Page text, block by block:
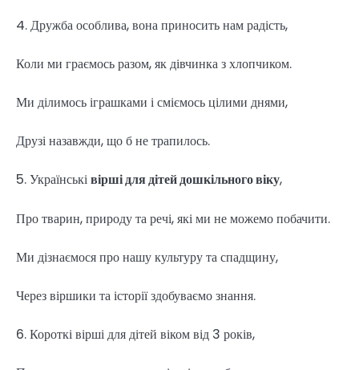
4. Дружба особлива, вона приносить нам радість,
Коли ми граємось разом, як дівчинка з хлопчиком.
Ми ділимось іграшками і сміємось цілими днями,
Друзі назавжди, що б не трапилось.
5. Українськівірші для дітей дошкільного віку,
Про тварин, природу та речі, які ми не можемо побачити.
Ми дізнаємося про нашу культуру та спадщину,
Через віршики та історії здобуваємо знання.
6. Короткі вірші для дітей віком від 3 років,